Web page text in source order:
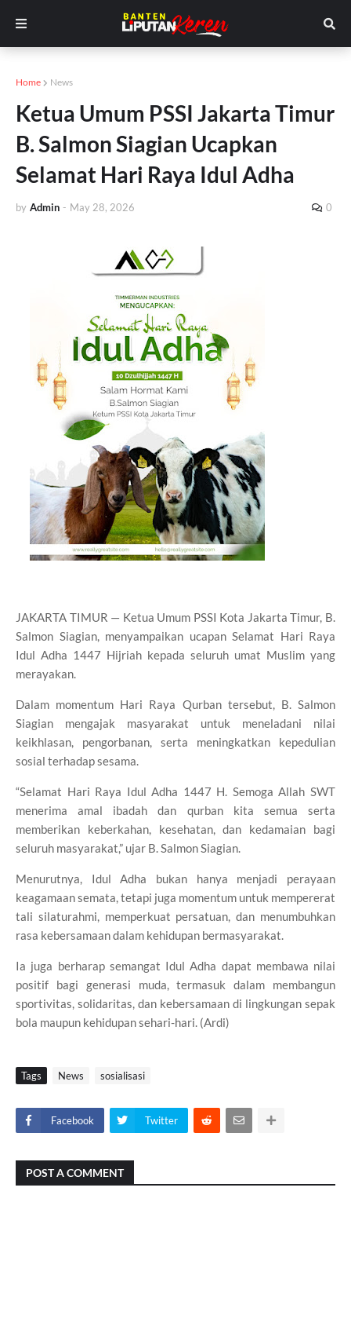
Home News
Ketua Umum PSSI Jakarta Timur
B. Salmon Siagian Ucapkan
Selamat Hari Raya Idul Adha
by Admin - May 28, 2026 0
JAKARTA TIMUR — Ketua Umum PSSI Kota Jakarta Timur, B.
Salmon Siagian, menyampaikan ucapan Selamat Hari Raya
Idul Adha 1447 Hijriah kepada seluruh umat Muslim yang
merayakan.
Dalam momentum Hari Raya Qurban tersebut, B. Salmon
Siagian mengajak masyarakat untuk meneladani nilai
keikhlasan, pengorbanan, serta meningkatkan kepedulian
sosial terhadap sesama.
“Selamat Hari Raya Idul Adha 1447 H. Semoga Allah SWT
menerima amal ibadah dan qurban kita semua serta
memberikan keberkahan, kesehatan, dan kedamaian bagi
seluruh masyarakat,” ujar B. Salmon Siagian.
Menurutnya, Idul Adha bukan hanya menjadi perayaan
keagamaan semata, tetapi juga momentum untuk mempererat
tali silaturahmi, memperkuat persatuan, dan menumbuhkan
rasa kebersamaan dalam kehidupan bermasyarakat.
Ia juga berharap semangat Idul Adha dapat membawa nilai
positif bagi generasi muda, termasuk dalam membangun
sportivitas, solidaritas, dan kebersamaan di lingkungan sepak
bola maupun kehidupan sehari-hari. (Ardi)
Tags News sosialisasi
Facebook Twitter
POST A COMMENT